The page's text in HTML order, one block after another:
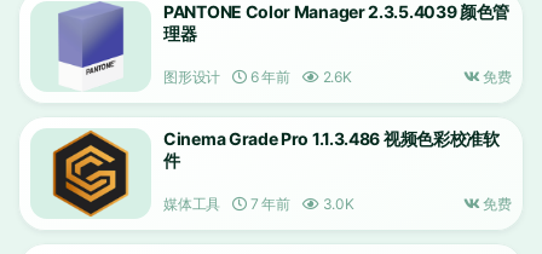
PANTONE Color Manager 2.3.5.4039 颜色管
理器
图形设计 6 年前 2.6K 免费
Cinema Grade Pro 1.1.3.486 视频色彩校准软
件
媒体工具 7 年前 3.0K 免费